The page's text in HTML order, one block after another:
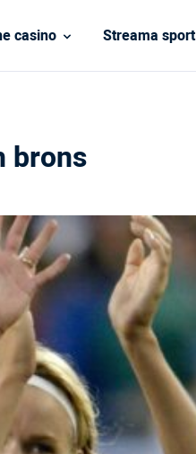
casino Streama sport
brons